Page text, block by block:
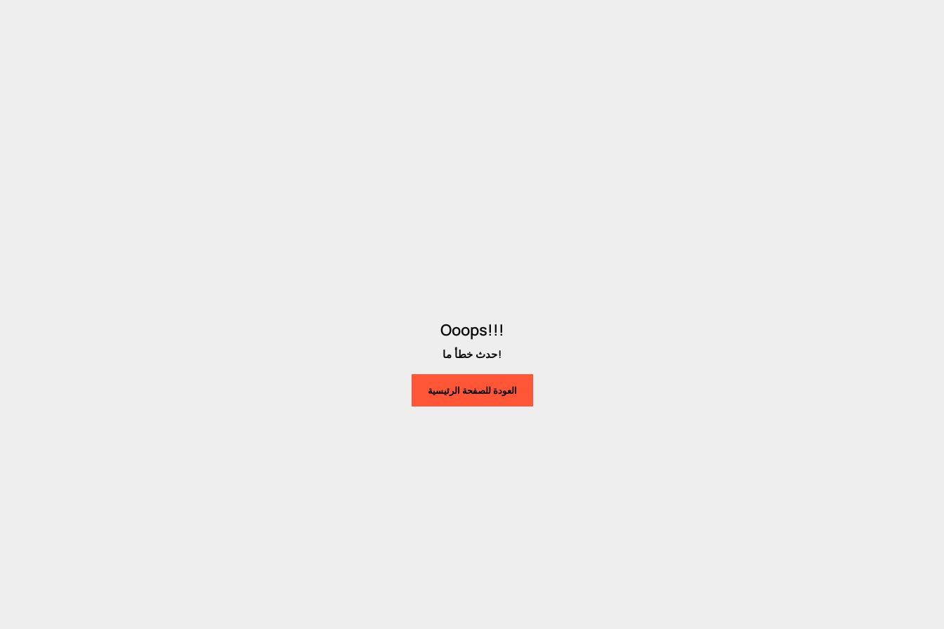
Ooops!!!
حدث خطأ ما!
العودة للصفحة الرئيسية